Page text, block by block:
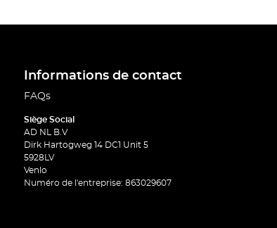
Informations de contact
FAQs
Siège Social
AD NL B.V
Dirk Hartogweg 14 DC1 Unit 5
5928LV
Venlo
Numéro de l'entreprise: 863029607